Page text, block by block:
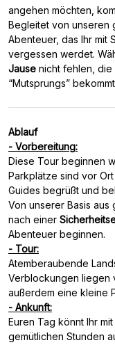
angehen möchten,
Begleitet von unseren
Abenteuer, das Ihr mit
vergessen werdet.
Jause nicht fehlen,
Ablauf
- Vorbereitung:
Diese Tour beginnen
Parkplätze sind vor
Guides begrüßt und
Von unserer Basis aus
nach einer
- Tour:
Atemberaubende
Verblockungen liegen
- Ankunft:
Euren Tag könnt Ihr
gemütlichen Stunden